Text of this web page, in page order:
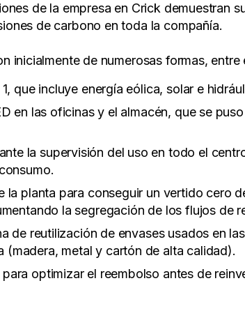
de la empresa en Crick demuestran
de carbono en toda la compañía.
inicialmente de numerosas formas, entre
que incluye energía eólica, solar e
en las oficinas y el almacén, que se
la supervisión del uso en todo el
la planta para conseguir un vertido cero
la segregación de los flujos de
de reutilización de envases usados en las
metal y cartón de alta calidad).
optimizar el reembolso antes de